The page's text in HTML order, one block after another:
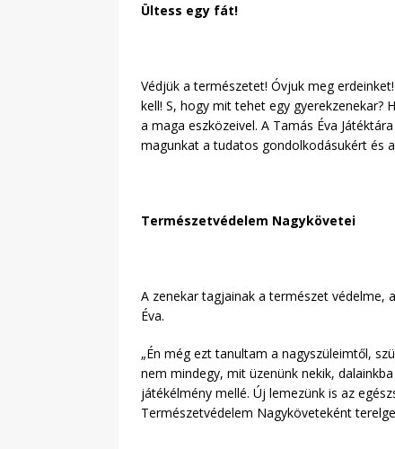
Ültess egy fát!
Védjük a természetet! Óvjuk meg
kell! S, hogy mit tehet egy
a maga eszközeivel. A Tamás Éva
magunkat a tudatos gondolkodásukért és
Természetvédelem Nagykövetei
A zenekar tagjainak a természet
Éva.
„Én még ezt tanultam a nagyszüleimtől,
nem mindegy, mit üzenünk nekik,
játékélmény mellé. Új lemezünk is az
Természetvédelem Nagyköveteként